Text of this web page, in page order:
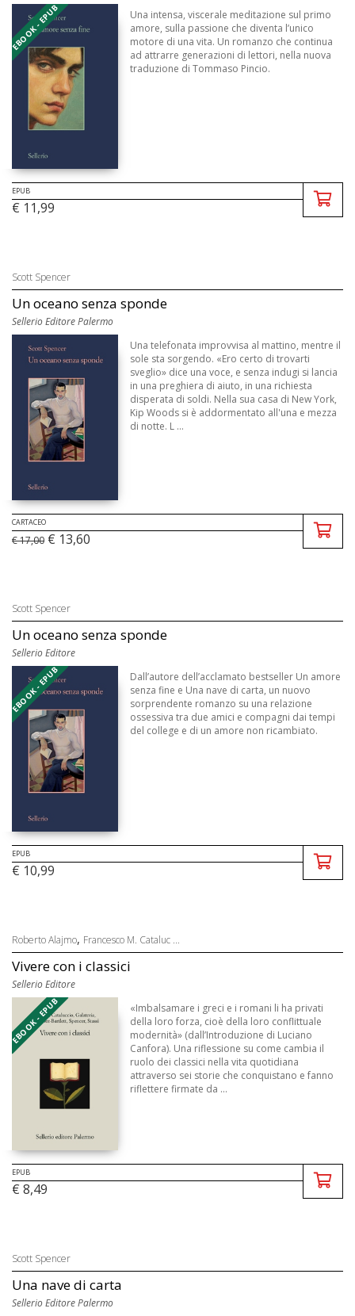
EBOOK - EPUB
Una intensa, viscerale meditazione sul primo
amore, sulla passione che diventa l’unico
motore di una vita. Un romanzo che continua
ad attrarre generazioni di lettori, nella nuova
traduzione di Tommaso Pincio.
EPUB
€ 11,99
Scott Spencer
Un oceano senza sponde
Sellerio Editore Palermo
Una telefonata improvvisa al mattino, mentre il
sole sta sorgendo. «Ero certo di trovarti
sveglio» dice una voce, e senza indugi si lancia
in una preghiera di aiuto, in una richiesta
disperata di soldi. Nella sua casa di New York,
Kip Woods si è addormentato all'una e mezza
di notte. L ...
CARTACEO
€ 17,00 € 13,60
Scott Spencer
Un oceano senza sponde
Sellerio Editore
EBOOK - EPUB
Dall’autore dell’acclamato bestseller Un amore
senza fine e Una nave di carta, un nuovo
sorprendente romanzo su una relazione
ossessiva tra due amici e compagni dai tempi
del college e di un amore non ricambiato.
EPUB
€ 10,99
Roberto Alajmo, Francesco M. Cataluc ...
Vivere con i classici
Sellerio Editore
EBOOK - EPUB
«Imbalsamare i greci e i romani li ha privati
della loro forza, cioè della loro conflittuale
modernità» (dall’Introduzione di Luciano
Canfora). Una riflessione su come cambia il
ruolo dei classici nella vita quotidiana
attraverso sei storie che conquistano e fanno
riflettere firmate da ...
EPUB
€ 8,49
Scott Spencer
Una nave di carta
Sellerio Editore Palermo